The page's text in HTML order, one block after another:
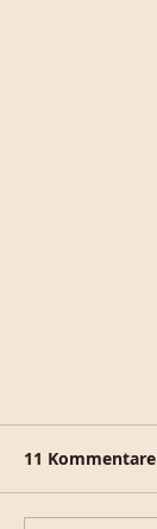
11 Kommentare